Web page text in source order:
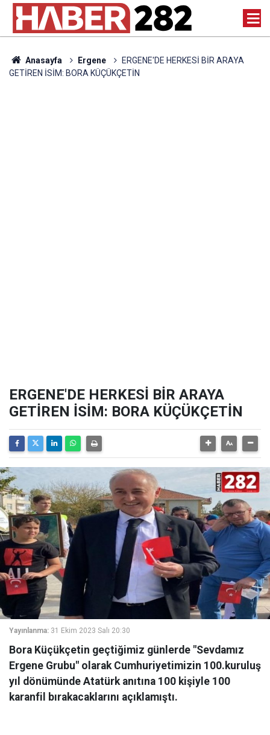
Anasayfa Ergene
ERGENE'DE HERKESİ BİR ARAYA
GETİREN İSİM: BORA KÜÇÜKÇETİN
ERGENE'DE HERKESİ BİR ARAYA
GETİREN İSİM: BORA KÜÇÜKÇETİN
Yayınlanma: 31 Ekim 2023 Salı 20:30
Bora Küçükçetin geçtiğimiz günlerde "Sevdamız
Ergene Grubu" olarak Cumhuriyetimizin 100.kuruluş
yıl dönümünde Atatürk anıtına 100 kişiyle 100
karanfil bırakacaklarını açıklamıştı.